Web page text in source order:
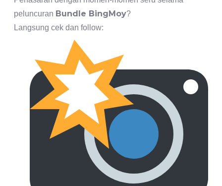
peluncuran Bundle BingMoy?
Langsung cek dan follow: